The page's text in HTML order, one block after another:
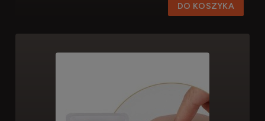
DO KOSZYKA